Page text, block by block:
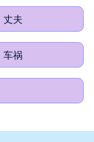
丈夫
车祸